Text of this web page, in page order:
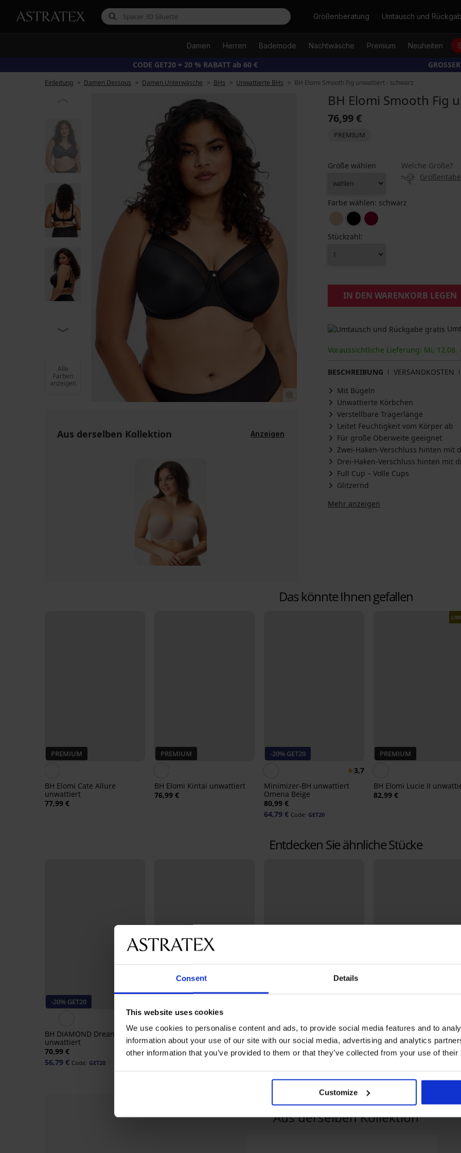
Consent Details
This website uses cookies
We use cookies to personalise content and ads, to provide social media features and to
information about your use of our site with our social media, advertising and analytics
other information that you’ve provided to them or that they’ve collected from your use of
Customize
SucheGrößenberatung Umtausch und
Damen Herren Bademode Nachtwäsche Premium Neuheiten
CODE GET20 = 20 % RABATT ab 60 €
Einleitung Damen Dessous Damen Unterwäsche BHs Unwattierte BHs BH Elomi Smooth Fig unwattiert - schwarz
Alle
Farben
anzeigen
Aus derselben Kollektion Anzeigen
BH Elomi Smooth Fig
76,99 €
PREMIUM
Größe wählen
Welche Größe?
Farbe wählen: schwarz
Stückzahl:
IN DEN WARENKORB LEGEN
Voraussichtliche Lieferung: Mi, 12.08.
BESCHREIBUNG VERSANDKOSTEN
Mit Bügeln
Unwattierte Körbchen
Verstellbare Trägerlänge
Leitet Feuchtigkeit vom Körper ab
Für große Oberweite geeignet
Zwei-Haken-Verschluss hinten mit
Drei-Haken-Verschluss hinten mit
Full Cup – Volle Cups
Glitzernd
Mehr anzeigen
Das könnte Ihnen gefallen
PREMIUM
BH Elomi Cate Allure
unwattiert
77,99 €
PREMIUM
BH Elomi Kintai unwattiert
76,99 €
-20% GET20
3,7
Minimizer-BH unwattiert
Omena Beige
80,99 €
64,79 € Code: GET20
PREMIUM
BH Elomi Lucie II
82,99 €
Entdecken Sie ähnliche Stücke
-20% GET20
BH DIAMOND Dreams
unwattiert
70,99 €
56,79 € Code: GET20
BH Luisse New unwattiert
48,99 €
39,19 € Code: GET20
BH Caroline halbwattiert
45,99 €
36,79 € Code: GET20
BH Lou Light unwattiert
72,99 €
58,39 € Code: GET20
Aus derselben Kollektion